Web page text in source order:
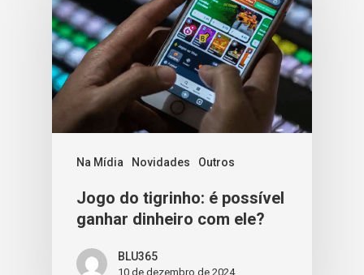
Na Mídia Novidades Outros
Jogo do tigrinho: é possível
ganhar dinheiro com ele?
BLU365
10 de dezembro de 2024